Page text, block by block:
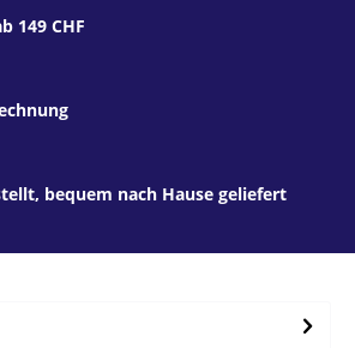
149 CHF
bequem nach Hause geliefert